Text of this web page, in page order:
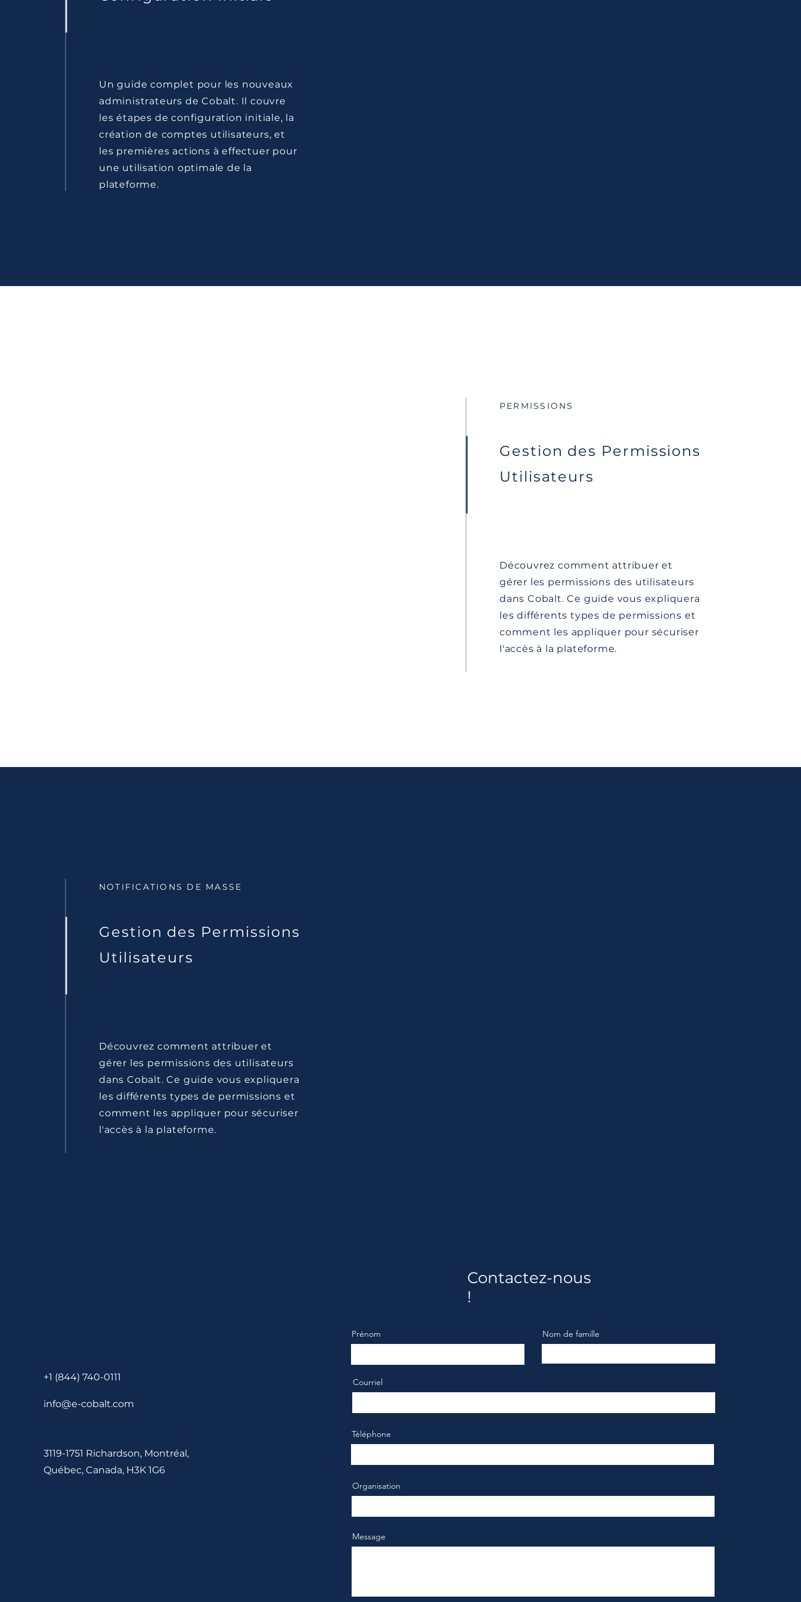
Un guide complet pour les nouveaux
administrateurs de Cobalt. Il couvre
les étapes de configuration initiale, la
création de comptes utilisateurs, et
les premières actions à effectuer pour
une utilisation optimale de la
plateforme.
PERMISSIONS
Gestion des Permissions
Utilisateurs
Découvrez comment attribuer et
gérer les permissions des utilisateurs
dans Cobalt. Ce guide vous expliquera
les différents types de permissions et
comment les appliquer pour sécuriser
l'accès à la plateforme.
NOTIFICATIONS DE MASSE
Gestion des Permissions
Utilisateurs
Découvrez comment attribuer et
gérer les permissions des utilisateurs
dans Cobalt. Ce guide vous expliquera
les différents types de permissions et
comment les appliquer pour sécuriser
l'accès à la plateforme.
+1 (844) 740-0111
info@e-cobalt.com
3119-1751 Richardson, Montréal,
Québec, Canada, H3K 1G6
Contactez-nous
!
Prénom Nom de famille
Courriel
Téléphone
Organisation
Message